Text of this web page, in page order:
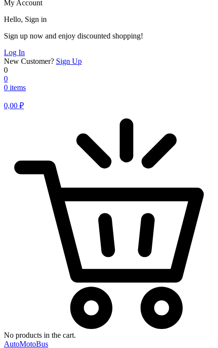
My Account
Hello, Sign in
Sign up now and enjoy discounted shopping!
Log In
New Customer? Sign Up
0
0
0 items
0,00 ₽
No products in the cart.
AutoMotoBus